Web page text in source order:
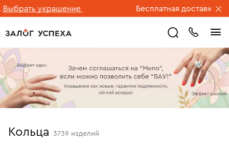
украшение Бесплатная доставка
Кольца 3739 изделий